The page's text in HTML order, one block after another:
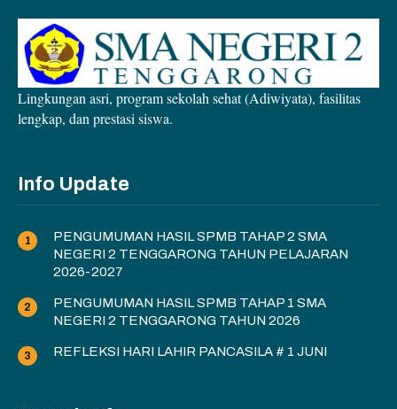
Lingkungan asri, program sekolah sehat (Adiwiyata), fasilitas
lengkap, dan prestasi siswa.
Info Update
PENGUMUMAN HASIL SPMB TAHAP 2 SMA
NEGERI 2 TENGGARONG TAHUN PELAJARAN
2026-2027
PENGUMUMAN HASIL SPMB TAHAP 1 SMA
NEGERI 2 TENGGARONG TAHUN 2026
REFLEKSI HARI LAHIR PANCASILA # 1 JUNI